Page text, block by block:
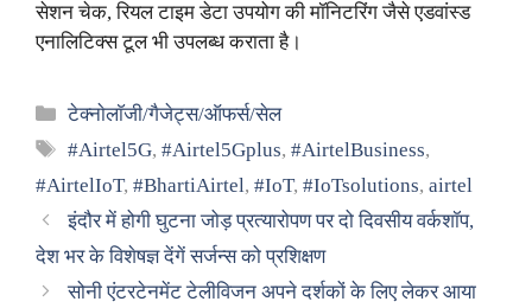
सेशन चेक, रियल टाइम डेटा उपयोग की मॉनिटरिंग जैसे एडवांस्ड
एनालिटिक्स टूल भी उपलब्ध कराता है।
Categories
टेक्नाेलाॅजी/गैजेट्स/ऑफर्स/सेल
Tags
#Airtel5G,#Airtel5Gplus,#AirtelBusiness,
#AirtelIoT, #BhartiAirtel, #IoT, #IoTsolutions, airtel
इंदौर में होगी घुटना जोड़ प्रत्यारोपण पर दो दिवसीय वर्कशॉप,
देश भर के विशेषज्ञ देंगें सर्जन्स को प्रशिक्षण
सोनी एंटरटेनमेंट टेलीविजन अपने दर्शकों के लिए लेकर आया